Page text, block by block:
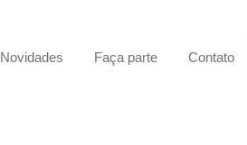
Novidades Faça parte Contato